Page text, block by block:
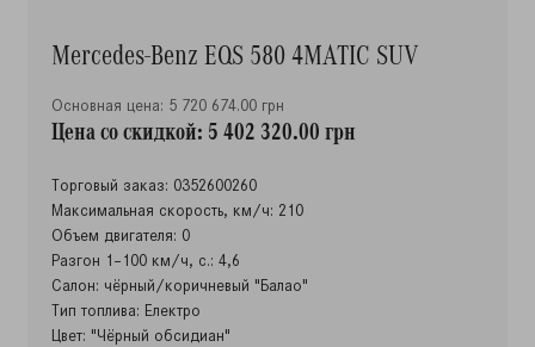
Mercedes-Benz EQS 580 4MATIC SUV
Основная цена: 5 720 674.00 грн
Цена со скидкой: 5 402 320.00 грн
Торговый заказ: 0352600260
Максимальная скорость, км/ч: 210
Объем двигателя: 0
Разгон 1–100 км/ч, с.: 4,6
Салон: чёрный/коричневый "Балао"
Тип топлива: Електро
Цвет: "Чёрный обсидиан"